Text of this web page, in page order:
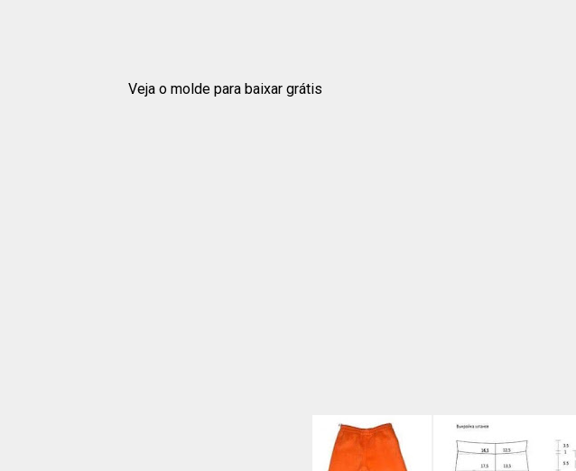
Veja o molde para baixar grátis